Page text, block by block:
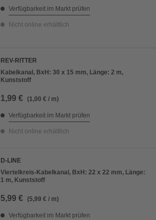
Verfügbarkeit im Markt prüfen
Nicht online erhältlich
REV-RITTER
Kabelkanal, BxH: 30 x 15 mm, Länge: 2 m,
Kunststoff
1,99 € (1,00 € / m)
Verfügbarkeit im Markt prüfen
Nicht online erhältlich
D-LINE
Viertelkreis-Kabelkanal, BxH: 22 x 22 mm, Länge:
1 m, Kunststoff
5,99 € (5,99 € / m)
Verfügbarkeit im Markt prüfen